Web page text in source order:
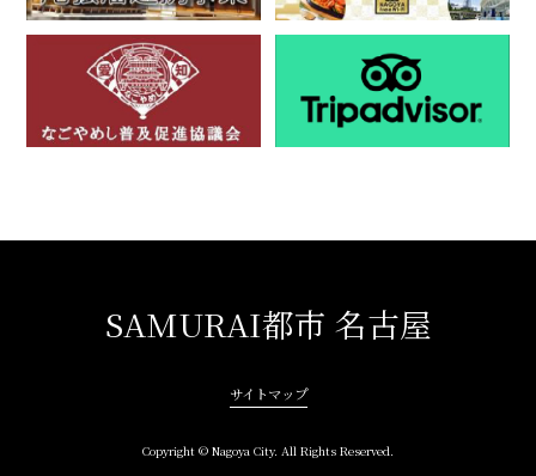
SAMURAI都市 名古屋
サイトマップ
Copyright © Nagoya City. All Rights Reserved.